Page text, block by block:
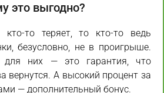
это выгодно?
кто-то теряет, то кто-то ведь
безусловно, не в проигрыше.
для них — это гарантия, что
вернутся. А высокий процент за
— дополнительный бонус.